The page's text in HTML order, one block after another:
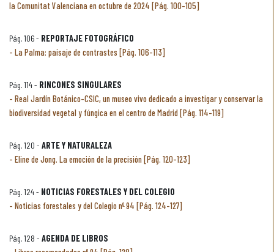
la Comunitat Valenciana en octubre de 2024 [Pág. 100-105]
Pág. 106 - REPORTAJE FOTOGRÁFICO
La Palma: paisaje de contrastes [Pág. 106-113]
Pág. 114 - RINCONES SINGULARES
Real Jardín Botánico-CSIC, un museo vivo dedicado a investigar y conservar la
biodiversidad vegetal y fúngica en el centro de Madrid [Pág. 114-119]
Pág. 120 - ARTE Y NATURALEZA
Eline de Jong. La emoción de la precisión [Pág. 120-123]
Pág. 124 - NOTICIAS FORESTALES Y DEL COLEGIO
Noticias forestales y del Colegio nº 94 [Pág. 124-127]
Pág. 128 - AGENDA DE LIBROS